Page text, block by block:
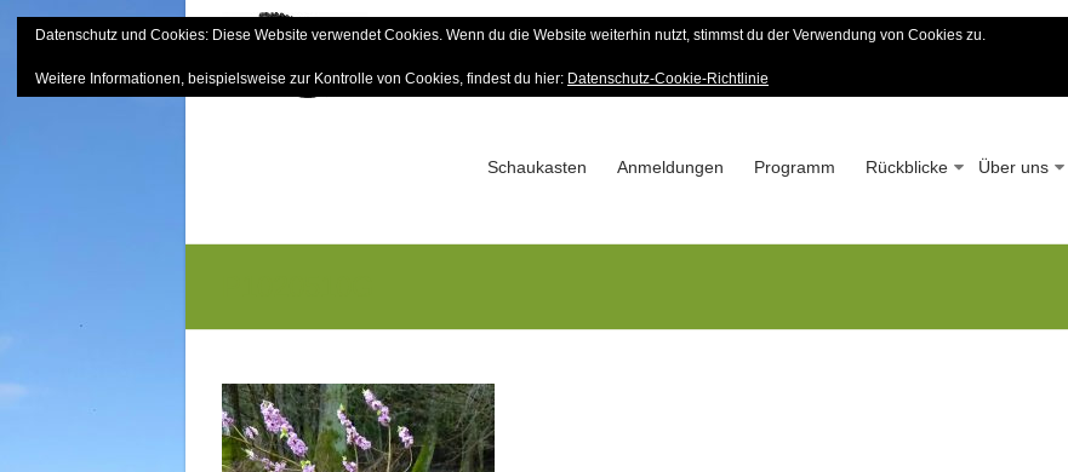
to
Bayerischer Wald-Verein
Sektion Mitterfels e.V. – Seit 1963
Schaukasten Anmeldungen Programm Rückblicke Über uns
Datenschutz und Cookies: Diese Website verwendet Cookies. Wenn du die Website weiterhin nutzt, stimmst du der Verwendung von Cookies zu.
Weitere Informationen, beispielsweise zur Kontrolle von Cookies, findest du hier: Datenschutz-Cookie-Richtlinie